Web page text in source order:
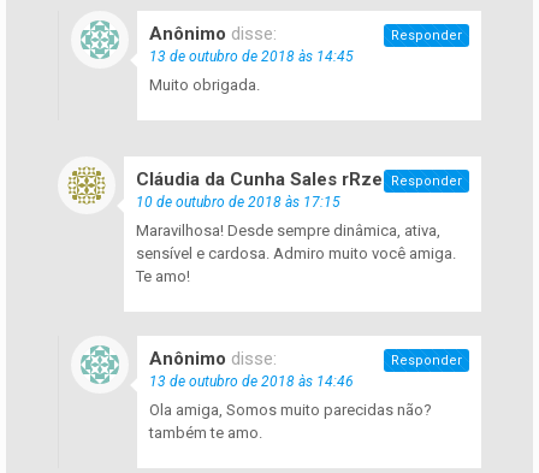
Anônimo disse:
13 de outubro de 2018 às 14:45
Muito obrigada.
Responder
Cláudia da Cunha Sales rRzerio disse:
10 de outubro de 2018 às 17:15
Maravilhosa! Desde sempre dinâmica, ativa,
sensível e cardosa. Admiro muito você amiga.
Te amo!
Responder
Anônimo disse:
13 de outubro de 2018 às 14:46
Ola amiga, Somos muito parecidas não?
também te amo.
Responder